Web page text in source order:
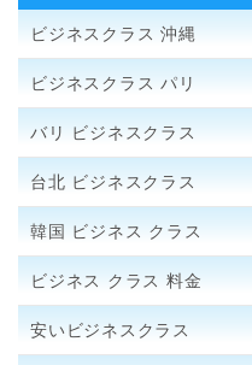
ビジネスクラス 沖縄
ビジネスクラス パリ
バリ ビジネスクラス
台北 ビジネスクラス
韓国 ビジネス クラス
ビジネス クラス 料金
安いビジネスクラス